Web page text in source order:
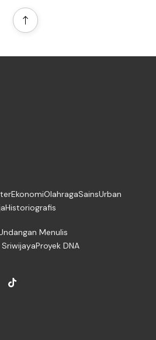
EkonomiOlahragaSainsUrban
Historiografis
Menulis
Proyek DNA